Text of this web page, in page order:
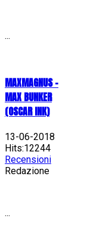
...
MAXMAGNUS –
MAX BUNKER
(OSCAR INK)
13-06-2018
Hits:12244
Recensioni
Redazione
...